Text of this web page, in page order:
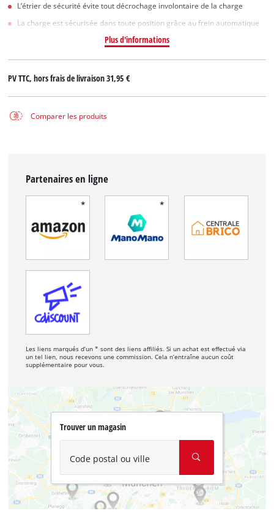
L’étrier de sécurité évite tout décrochage involontaire de la charge
La charge est sécurisée dans toute position grâce au frein automatique
Plus d'informations
PV TTC, hors frais de livraison31,95 €
Comparer les produits
Partenaires en ligne
Les liens marqués d’un * sont des liens affiliés. Si un achat est effectué via
un tel lien, nous recevons une commission. Cela n’entraîne aucun coût
supplémentaire pour vous.
Trouver un magasin
Code postal ou ville